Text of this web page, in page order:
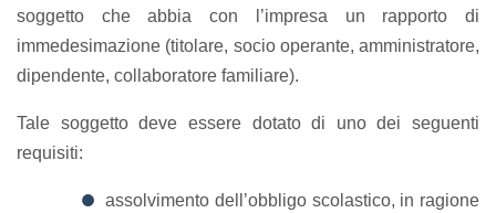
soggetto che abbia con l’impresa un rapporto di
immedesimazione (titolare, socio operante, amministratore,
dipendente, collaboratore familiare).
Tale soggetto deve essere dotato di uno dei seguenti
requisiti:
assolvimento dell’obbligo scolastico, in ragione